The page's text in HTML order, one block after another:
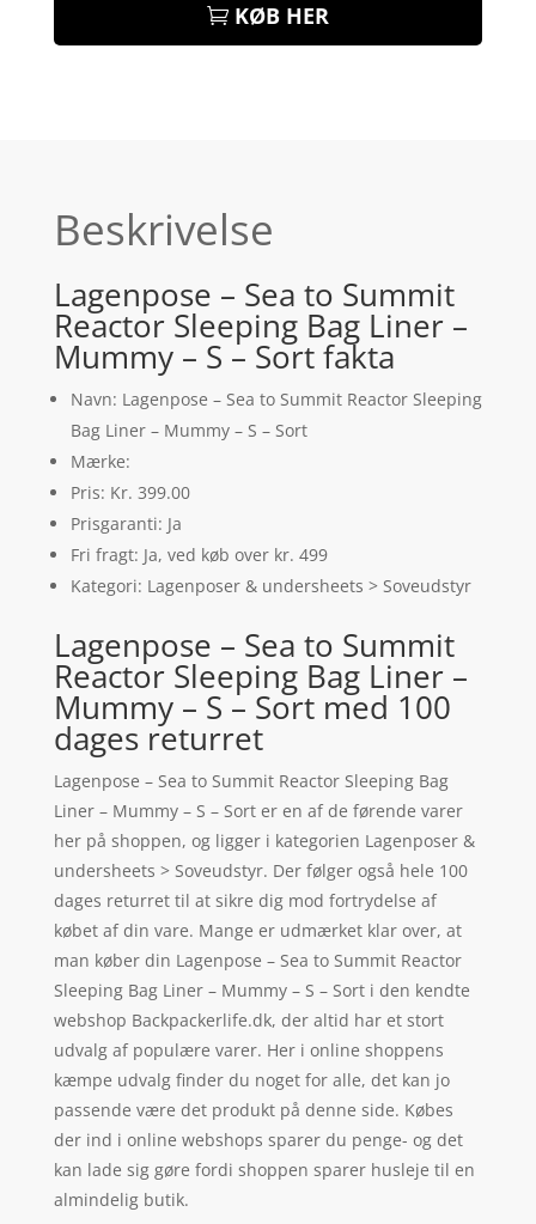
KØB HER
Beskrivelse
Lagenpose – Sea to Summit
Reactor Sleeping Bag Liner –
Mummy – S – Sort fakta
Navn: Lagenpose – Sea to Summit Reactor Sleeping
Bag Liner – Mummy – S – Sort
Mærke:
Pris: Kr. 399.00
Prisgaranti: Ja
Fri fragt: Ja, ved køb over kr. 499
Kategori: Lagenposer & undersheets > Soveudstyr
Lagenpose – Sea to Summit
Reactor Sleeping Bag Liner –
Mummy – S – Sort med 100
dages returret
Lagenpose – Sea to Summit Reactor Sleeping Bag
Liner – Mummy – S – Sort er en af de førende varer
her på shoppen, og ligger i kategorien Lagenposer &
undersheets > Soveudstyr. Der følger også hele 100
dages returret til at sikre dig mod fortrydelse af
købet af din vare. Mange er udmærket klar over, at
man køber din Lagenpose – Sea to Summit Reactor
Sleeping Bag Liner – Mummy – S – Sort i den kendte
webshop Backpackerlife.dk, der altid har et stort
udvalg af populære varer. Her i online shoppens
kæmpe udvalg finder du noget for alle, det kan jo
passende være det produkt på denne side. Købes
der ind i online webshops sparer du penge- og det
kan lade sig gøre fordi shoppen sparer husleje til en
almindelig butik.